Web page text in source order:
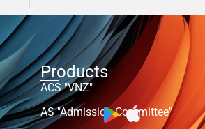
Products
ACS "VNZ"
AS "Admission Committee"